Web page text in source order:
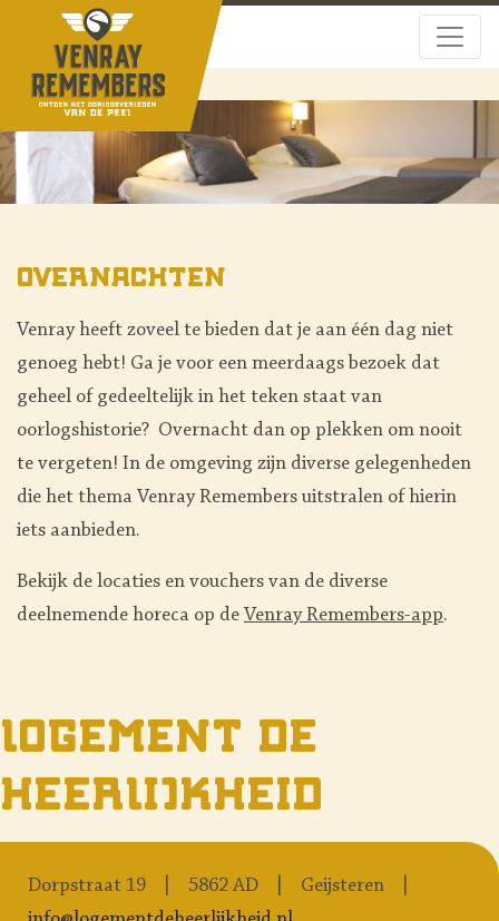
Overnachten
Venray heeft zoveel te bieden dat je aan één dag niet
genoeg hebt! Ga je voor een meerdaags bezoek dat
geheel of gedeeltelijk in het teken staat van
oorlogshistorie? Overnacht dan op plekken om nooit
te vergeten! In de omgeving zijn diverse gelegenheden
die het thema Venray Remembers uitstralen of hierin
iets aanbieden.
Bekijk de locaties en vouchers van de diverse
deelnemende horeca op de Venray Remembers-app.
Logement de
Heerlijkheid
Dorpstraat 19 5862 AD
Geijsteren